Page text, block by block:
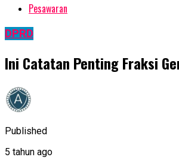
Pesawaran
DPRD
Ini Catatan Penting Fraksi
Published
5 tahun ago